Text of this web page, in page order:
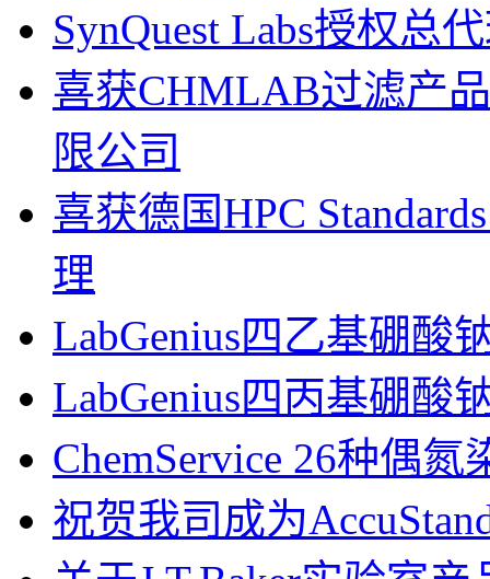
SynQuest Labs授权总
喜获CHMLAB过滤产
限公司
喜获德国HPC
理
LabGenius四乙基硼酸
LabGenius四丙基硼酸
ChemService 26种偶氮
祝贺我司成为